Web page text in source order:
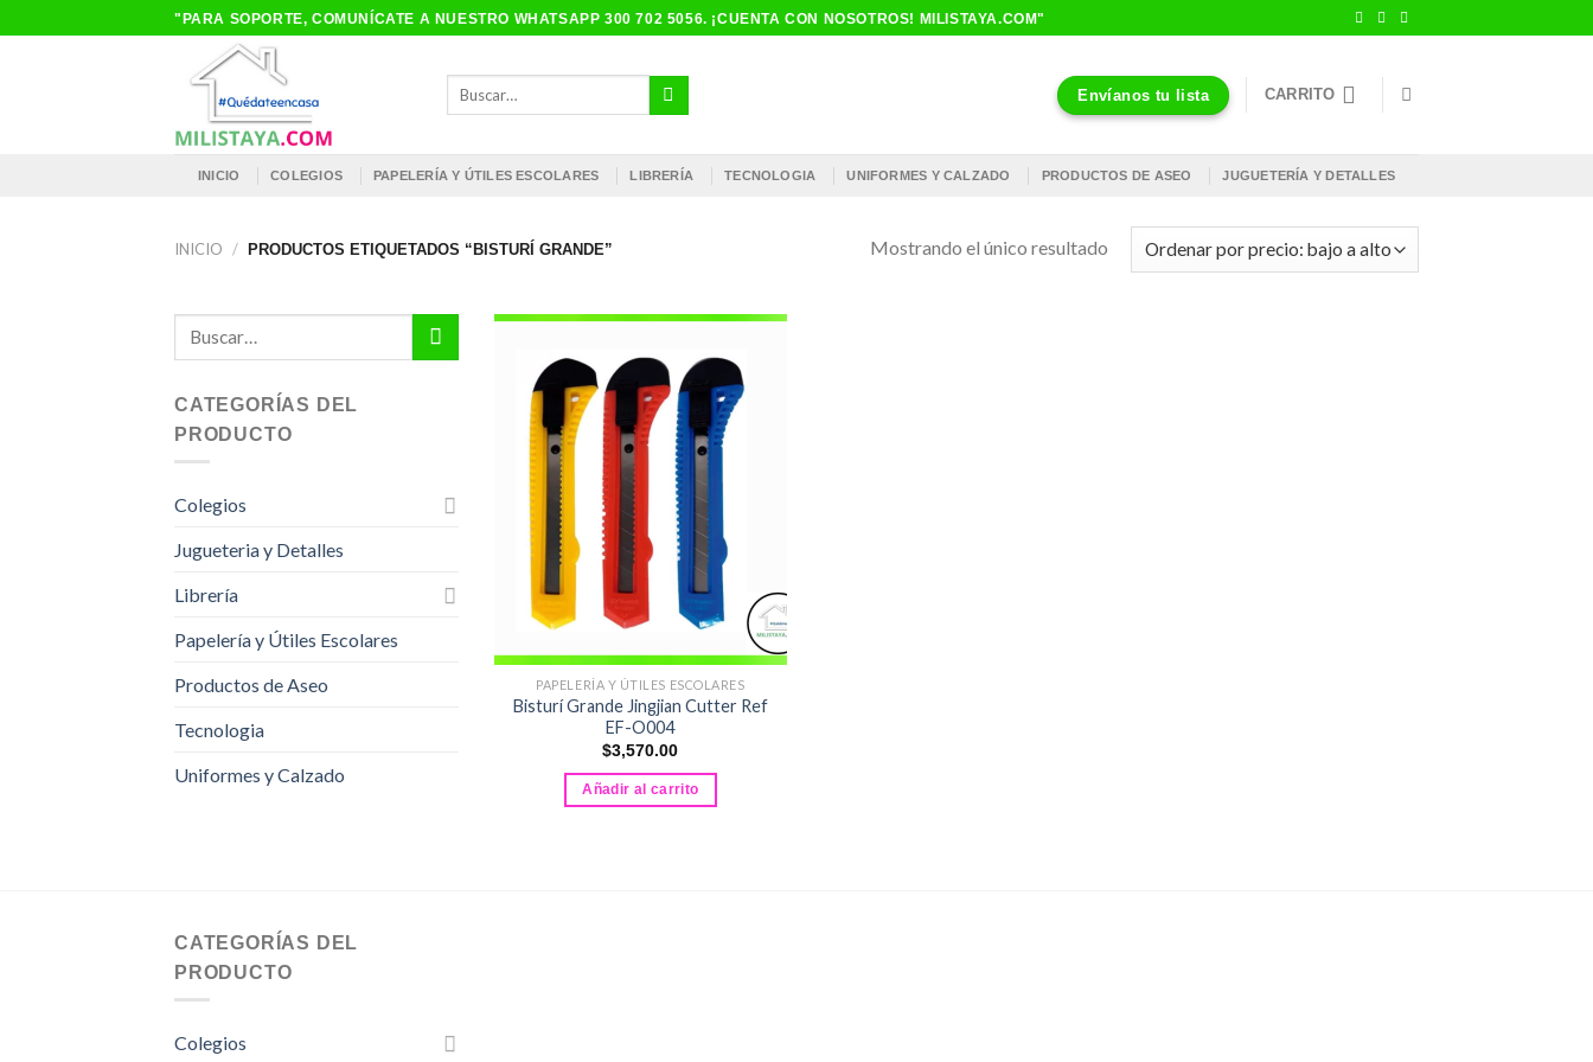
al
"PARA SOPORTE, COMUNÍCATE A NUESTRO WHATSAPP 300 702 5056. ¡CUENTA CON NOSOTROS! MILISTAYA.COM"
Envíanos tu lista CARRITO
INICIO COLEGIOS PAPELERÍA Y ÚTILES ESCOLARES LIBRERÍA TECNOLOGIA UNIFORMES Y CALZADO PRODUCTOS DE ASEO JUGUETERÍA Y DETALLES
INICIO / PRODUCTOS ETIQUETADOS “BISTURÍ GRANDE” Mostrando el único resultado
CATEGORÍAS DEL
PRODUCTO
Colegios
Jugueteria y Detalles
Librería
Papelería y Útiles Escolares
Productos de Aseo
Tecnologia
Uniformes y Calzado
PAPELERÍA Y ÚTILES ESCOLARES
Bisturí Grande Jingjian Cutter Ref
EF-O004
$3,570.00
Añadir al carrito
CATEGORÍAS DEL
PRODUCTO
Colegios